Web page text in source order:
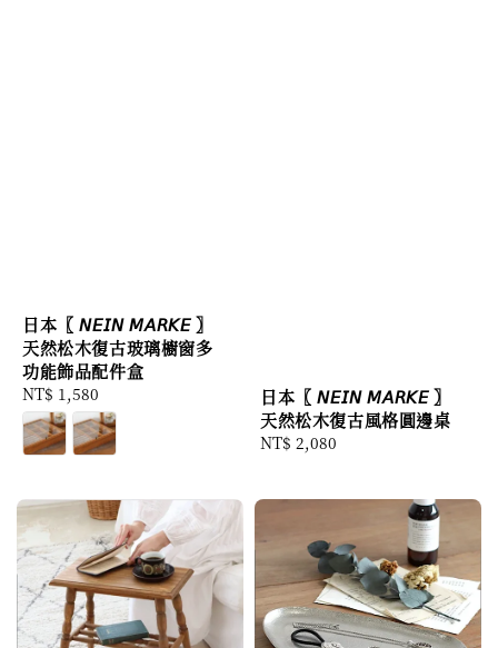
日本〖 𝘕𝘌𝘐𝘕 𝘔𝘈𝘙𝘒𝘌 〗
天然松木復古玻璃櫥窗多
功能飾品配件盒
Regular
price
NT$ 1,580
日本〖 𝘕𝘌𝘐𝘕 𝘔𝘈𝘙𝘒𝘌 〗
天然松木復古風格圓邊桌
Regular
NT$ 2,080